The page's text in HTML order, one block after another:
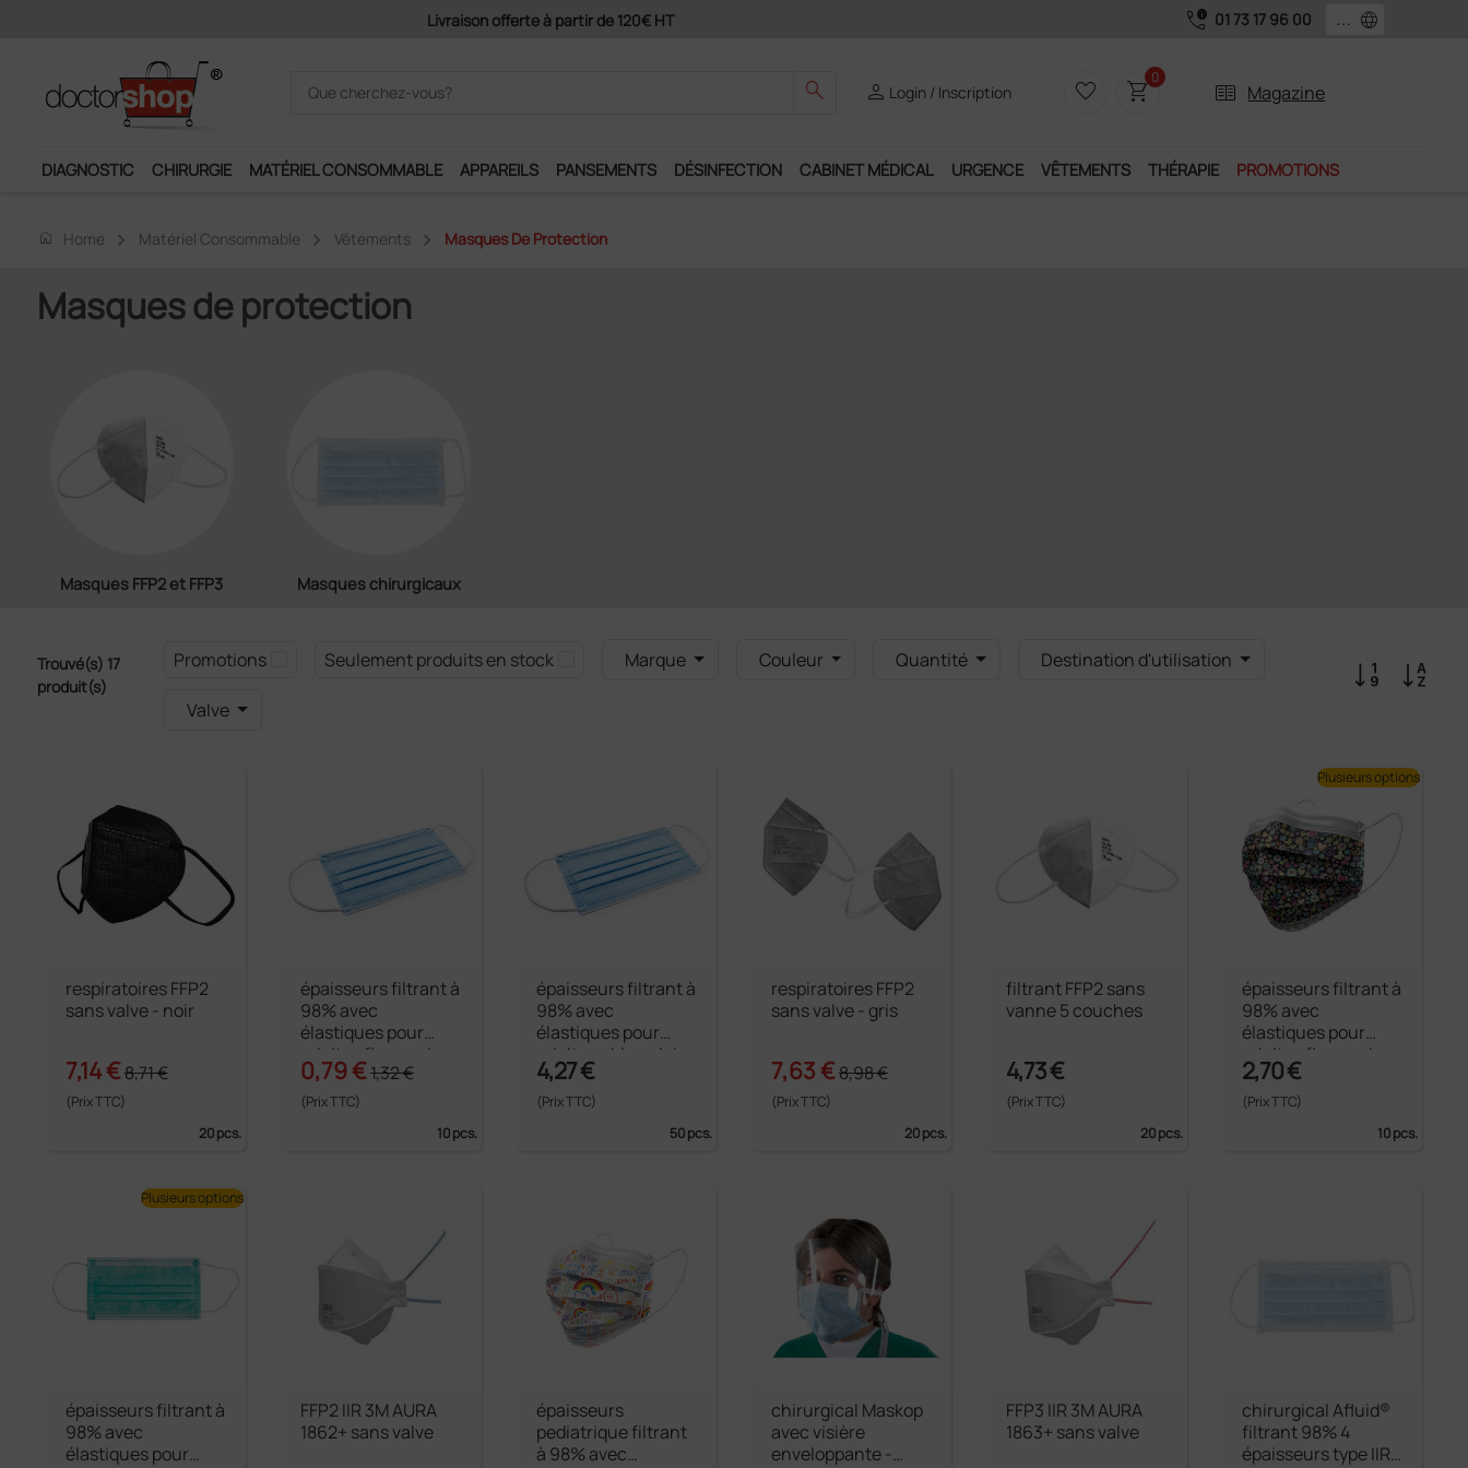
Paiement 4X avec Paypal call_quality 01 73 17 96 00 language
search person Login / Inscription favorite_border shopping_cart0
two_pager Magazine
DIAGNOSTIC CHIRURGIE MATÉRIEL CONSOMMABLE APPAREILS PANSEMENTS DÉSINFECTION CABINET MÉDICAL URGENCE VÊTEMENTS THÉRAPIE PROMOTIONS
home Home Matériel Consommable Vêtements Masques De Protection
Masques de protection
Masques FFP2 et FFP3 Masques chirurgicaux
Trouvé(s) 17
produit(s)
Promotions Seulement produits en stock Marque Couleur Quantité Destination d'utilisation
Valve
respiratoires FFP2
sans valve - noir
7,14 €8,71 €
(Prix TTC)
20 pcs.
épaisseurs filtrant à
98% avec
élastiques pour
adultes flowpack -
bleu clair
0,79 €1,32 €
(Prix TTC)
10 pcs.
épaisseurs filtrant à
98% avec
élastiques pour
adultes - bleu clair
4,27 €
(Prix TTC)
50 pcs.
respiratoires FFP2
sans valve - gris
7,63 €8,98 €
(Prix TTC)
20 pcs.
filtrant FFP2 sans
vanne 5 couches
4,73 €
(Prix TTC)
20 pcs.
épaisseurs filtrant à
98% avec
élastiques pour
adultes flowpack
fantasie
2,70 €
(Prix TTC)
10 pcs.
Plusieurs options
épaisseurs filtrant à
98% avec
élastiques pour
Plusieurs options
FFP2 IIR 3M AURA
1862+ sans valve
épaisseurs
pediatrique filtrant
à 98% avec
chirurgical Maskop
avec visière
enveloppante -
FFP3 IIR 3M AURA
1863+ sans valve
chirurgical Afluid®
filtrant 98% 4
épaisseurs type IIR